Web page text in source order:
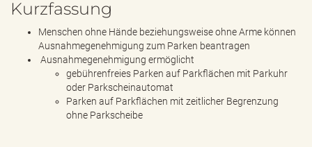
Kurzfassung
Menschen ohne Hände beziehungsweise ohne Arme können
Ausnahmegenehmigung zum Parken beantragen
Ausnahmegenehmigung ermöglicht
gebührenfreies Parken auf Parkflächen mit Parkuhr
oder Parkscheinautomat
Parken auf Parkflächen mit zeitlicher Begrenzung
ohne Parkscheibe